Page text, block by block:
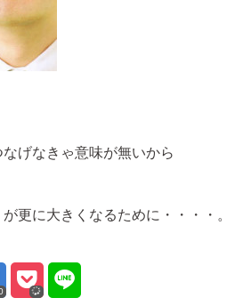
げなきゃ意味が無いから
更に大きくなるために・・・・。